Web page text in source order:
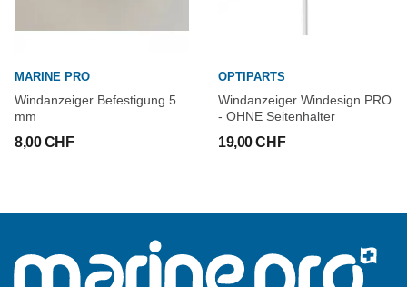
MARINE PRO
Windanzeiger Befestigung 5
mm
8,00 CHF
OPTIPARTS
Windanzeiger Windesign PRO
- OHNE Seitenhalter
19,00 CHF